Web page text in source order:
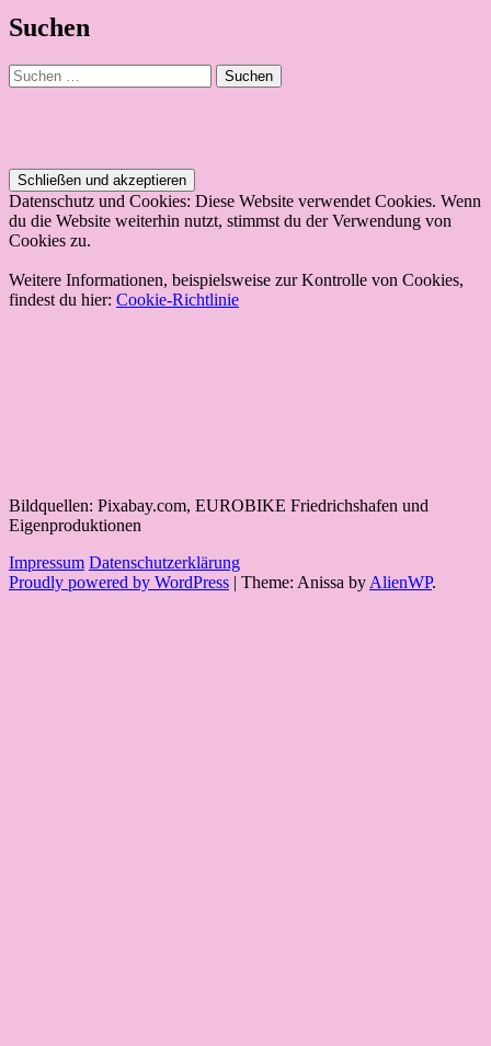
Suchen
Suchen
nach:
Datenschutz und Cookies: Diese Website verwendet Cookies. Wenn
du die Website weiterhin nutzt, stimmst du der Verwendung von
Cookies zu.
Weitere Informationen, beispielsweise zur Kontrolle von Cookies,
findest du hier: Cookie-Richtlinie
Bildquellen: Pixabay.com, EUROBIKE Friedrichshafen und
Eigenproduktionen
Impressum Datenschutzerklärung
Proudly powered by WordPress | Theme: Anissa by AlienWP.